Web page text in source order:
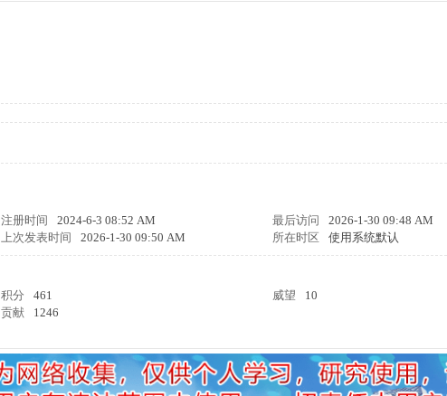
注册时间 2024-6-3 08:52 AM 最后访问
2026-1-30 09:48 AM
上次发表时间 2026-1-30 09:50 AM 所在时区 使用系统默认
积分 461 威望
10
贡献 1246